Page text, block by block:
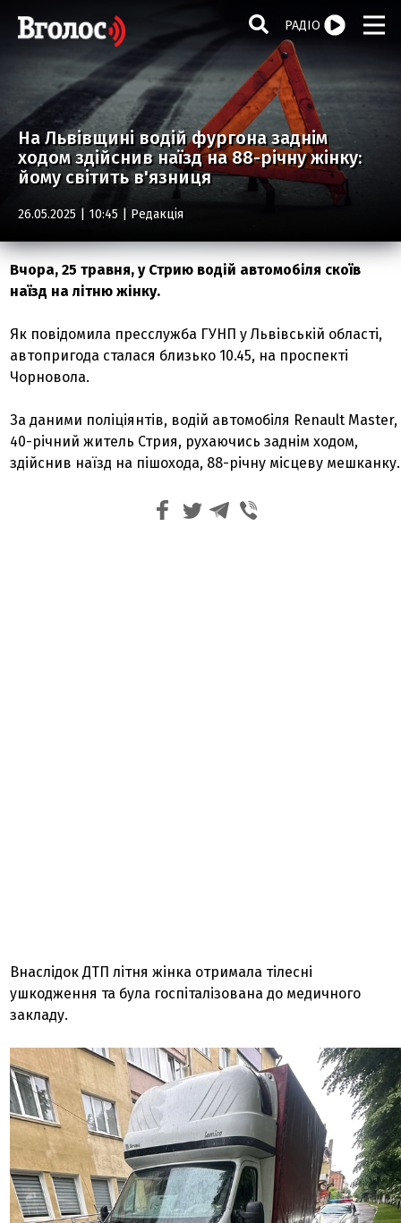
РАДІО
На Львівщині водій фургона заднім
ходом здійснив наїзд на 88-річну жінку:
йому світить в'язниця
26.05.2025 | 10:45 | Редакція
Вчора, 25 травня, у Стрию водій автомобіля скоїв
наїзд на літню жінку.
Як повідомила пресслужба ГУНП у Львівській області,
автопригода сталася близько 10.45, на проспекті
Чорновола.
За даними поліціянтів, водій автомобіля Renault Master,
40-річний житель Стрия, рухаючись заднім ходом,
здійснив наїзд на пішохода, 88-річну місцеву мешканку.
Внаслідок ДТП літня жінка отримала тілесні
ушкодження та була госпіталізована до медичного
закладу.